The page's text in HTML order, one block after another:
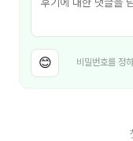
김지혜
김휘
노준영
😊 비밀번호를 정